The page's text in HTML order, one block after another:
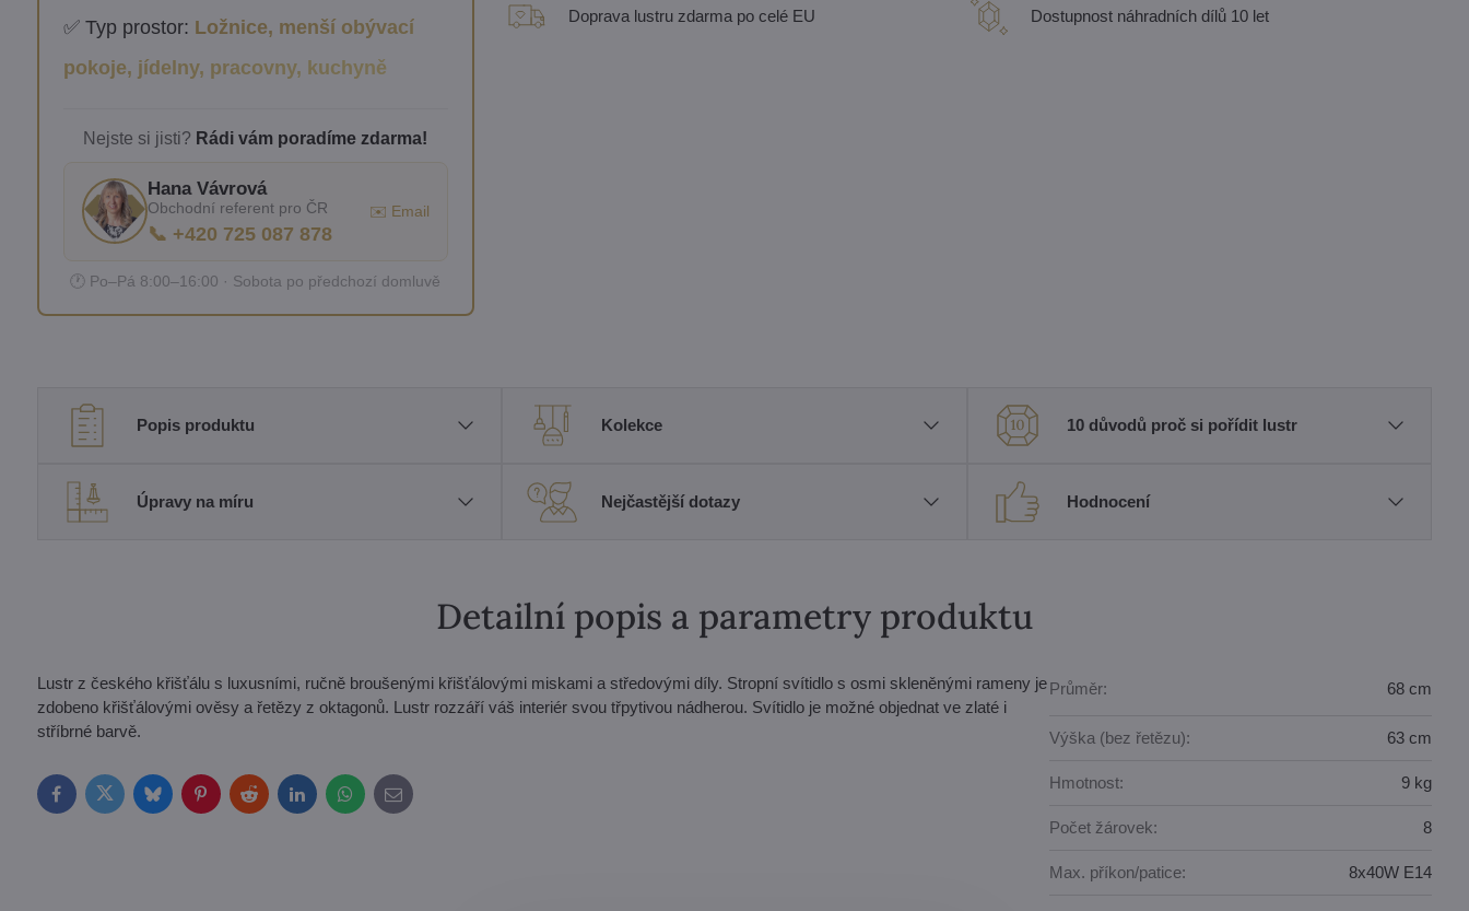
✅ Typ prostor: Ložnice, menší obývací
pokoje, jídelny, pracovny, kuchyně
Nejste si jisti? Rádi vám poradíme zdarma!
Hana Vávrová
Obchodní referent pro ČR
📞 +420 725 087 878
✉️ Email
🕐 Po–Pá 8:00–16:00 · Sobota po předchozí domluvě
Doprava lustru zdarma po celé EU Dostupnost náhradních dílů 10 let
Popis produktu Kolekce 10 důvodů proč si pořídit lustr
Úpravy na míru Nejčastější dotazy Hodnocení
Detailní popis a parametry produktu
Lustr z českého křišťálu s luxusními, ručně broušenými křišťálovými miskami a středovými díly. Stropní svítidlo s osmi skleněnými rameny je
zdobeno křišťálovými ověsy a řetězy z oktagonů. Lustr rozzáří váš interiér svou třpytivou nádherou. Svítidlo je možné objednat ve zlaté i
stříbrné barvě.
FacebookTwitterBlueskyPinterestRedditLinkedInWhatsApp
E-
mail
Průměr: 68 cm
Výška (bez řetězu): 63 cm
Hmotnost: 9 kg
Počet žárovek: 8
Max. příkon/patice: 8x40W E14